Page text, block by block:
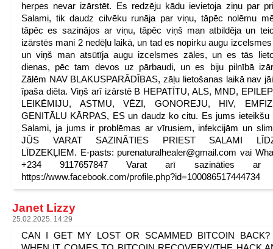
herpes nevar izārstēt. Es redzēju kādu ievietoja ziņu par
Salami, tik daudz cilvēku runāja par viņu, tāpēc nolēmu
tāpēc es sazinājos ar viņu, tāpēc viņš man atbildēja un
izārstēs mani 2 nedēļu laikā, un tad es nopirku augu
un viņš man atsūtīja augu izcelsmes zāles, un es tās
dienas, pēc tam devos uz pārbaudi, un es biju pilnībā
Zālēm NAV BLAKUSPARĀDĪBAS, zāļu lietošanas laikā nav
īpaša diēta. Viņš arī izārstē B HEPATĪTU, ALS, MND,
LEIKĒMIJU, ASTMU, VĒZI, GONOREJU, HIV,
GENITĀLU KĀRPAS, ES un daudz ko citu. Es jums ieteikšu
Salami, ja jums ir problēmas ar vīrusiem, infekcijām un
JŪS VARAT SAZINĀTIES PRIEST SALAMI
LĪDZEKĻIEM. E-pasts: purenaturalhealer@gmail.com vai
+234 9117657847 Varat arī sazināties ar
https://www.facebook.com/profile.php?id=100086517444734
Janet Lizzy
25.02.2025. 14:29
CAN I GET MY LOST OR SCAMMED BITCOIN BACK?